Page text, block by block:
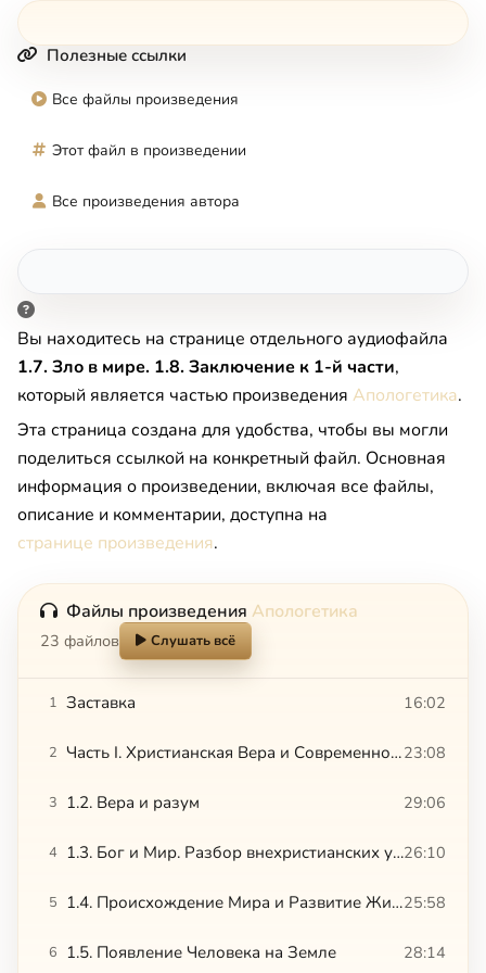
Полезные ссылки
Все файлы произведения
Этот файл в произведении
Все произведения автора
Вы находитесь на странице отдельного аудиофайла
1.7. Зло в мире. 1.8. Заключение к 1-й части,
который является частью произведения Апологетика.
Эта страница создана для удобства, чтобы вы могли
поделиться ссылкой на конкретный файл. Основная
информация о произведении, включая все файлы,
описание и комментарии, доступна на
странице произведения.
Файлы произведения Апологетика
23 файлов Слушать всё
1 Заставка 16:02
2 Часть I. Христианская Вера и Современное Знание. 1.1. Общие Основы Христианского Понимания Мира23:08
3 1.2. Вера и разум 29:06
4 1.3. Бог и Мир. Разбор внехристианских учений о соотношении Бога и Мира26:10
5 1.4. Происхождение Мира и Развитие Жизни25:58
6 1.5. Появление Человека на Земле 28:14